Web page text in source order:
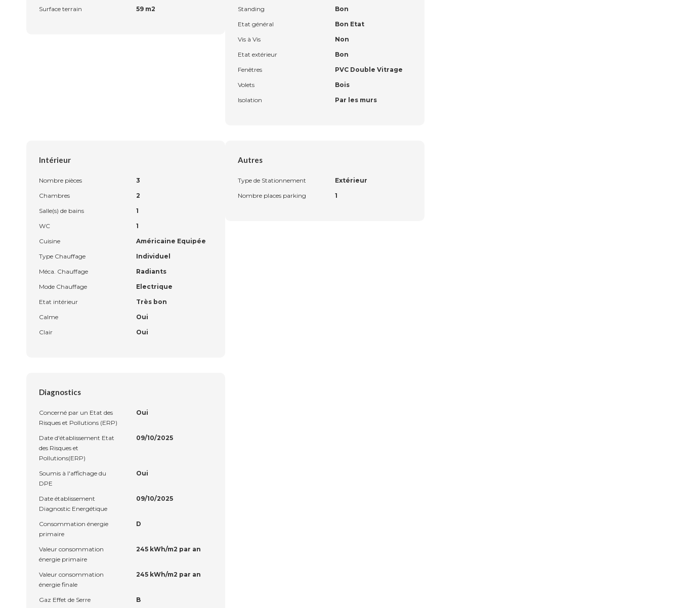
Surface terrain
59 m2
Standing
Bon
Etat général
Bon Etat
Vis à Vis
Non
Etat extérieur
Bon
Fenêtres
PVC Double Vitrage
Volets
Bois
Isolation
Par les murs
Intérieur
Nombre pièces
3
Chambres
2
Salle(s) de bains
1
WC
1
Cuisine
Américaine Equipée
Type Chauffage
Individuel
Méca. Chauffage
Radiants
Mode Chauffage
Electrique
Etat intérieur
Très bon
Calme
Oui
Clair
Oui
Autres
Type de Stationnement
Extérieur
Nombre places parking
1
Diagnostics
Concerné par un Etat des
Risques et Pollutions (ERP)
Oui
Date d'établissement Etat
des Risques et
Pollutions(ERP)
09/10/2025
Soumis à l'affichage du
DPE
Oui
Date établissement
Diagnostic Energétique
09/10/2025
Consommation énergie
primaire
D
Valeur consommation
énergie primaire
245 kWh/m2 par an
Valeur consommation
énergie finale
245 kWh/m2 par an
Gaz Effet de Serre B